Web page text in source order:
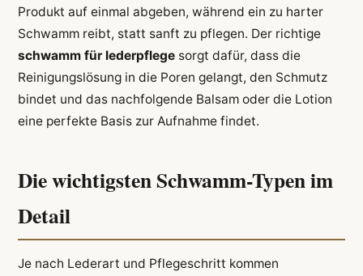
Produkt auf einmal abgeben, während ein zu harter
Schwamm reibt, statt sanft zu pflegen. Der richtige
schwamm für lederpflegesorgt dafür, dass die
Reinigungslösung in die Poren gelangt, den Schmutz
bindet und das nachfolgende Balsam oder die Lotion
eine perfekte Basis zur Aufnahme findet.
Die wichtigsten Schwamm-Typen im
Detail
Je nach Lederart und Pflegeschritt kommen